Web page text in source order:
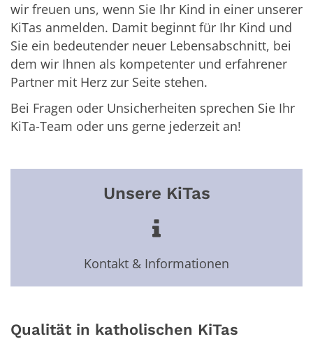
wir freuen uns, wenn Sie Ihr Kind in einer unserer
KiTas anmelden. Damit beginnt für Ihr Kind und
Sie ein bedeutender neuer Lebensabschnitt, bei
dem wir Ihnen als kompetenter und erfahrener
Partner mit Herz zur Seite stehen.
Bei Fragen oder Unsicherheiten sprechen Sie Ihr
KiTa-Team oder uns gerne jederzeit an!
Unsere KiTas
Kontakt & Informationen
Qualität in katholischen KiTas